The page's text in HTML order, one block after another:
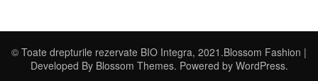
© Toate drepturile rezervate BIO Integra, 2021.Blossom Fashion |
Developed ByBlossom Themes. Powered by WordPress.